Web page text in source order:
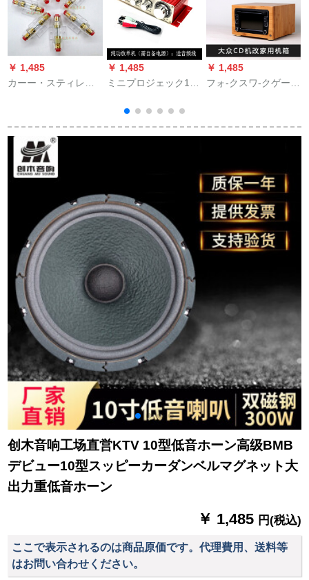
￥ 1,485
カーー・スティレオ
A 60 A 100 Aオプシ
ー内蔵60 Aヒュス
￥ 1,485
ミニプロジェック12
す。携帯电话のMp 3
テレビの机能再生机
ださい。ディックを
送ります。
￥ 1,485
フォ-クスワ-クゲーム
トリアディボス12 V
创木音响工场直営KTV 10型低音ホーン高级BMB
デビュー10型スッピーカーダンベルマグネット大
出力重低音ホーン
￥ 1,485 円(税込)
ここで表示されるのは商品原価です。代理費用、送料等
はお問い合わせください。